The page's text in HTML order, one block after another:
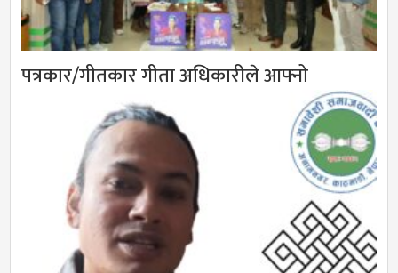
पत्रकार/गीतकार गीता अधिकारीले आफ्नो